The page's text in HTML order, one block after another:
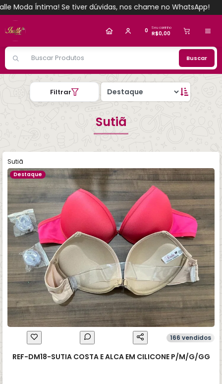
dúvidas, nos chame no WhatsApp! Bem-vindos à loja
0 Seu carrinho
R$0,00
Buscar
Filtrar
Sutiã
Sutiã
Destaque
166 vendidos
REF-DM18-SUTIA COSTA E ALCA EM CILICONE P/M/G/GG
Alguém de Espinosa - MG comprouSutiã
Reforçado em poliamida P/M/G/GG.
Pedido de R$ 361,00